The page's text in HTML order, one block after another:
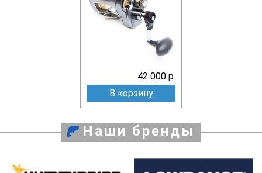
42 000 р.
В корзину
Наши бренды